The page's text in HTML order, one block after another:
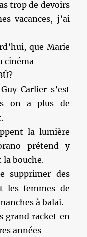
trop de devoirs
vacances, j’ai
que Marie
cinéma
Carlier s’est
on a plus de
la lumière
prétend y
bouche.
supprimer des
les femmes de
à balai.
grand racket en
années